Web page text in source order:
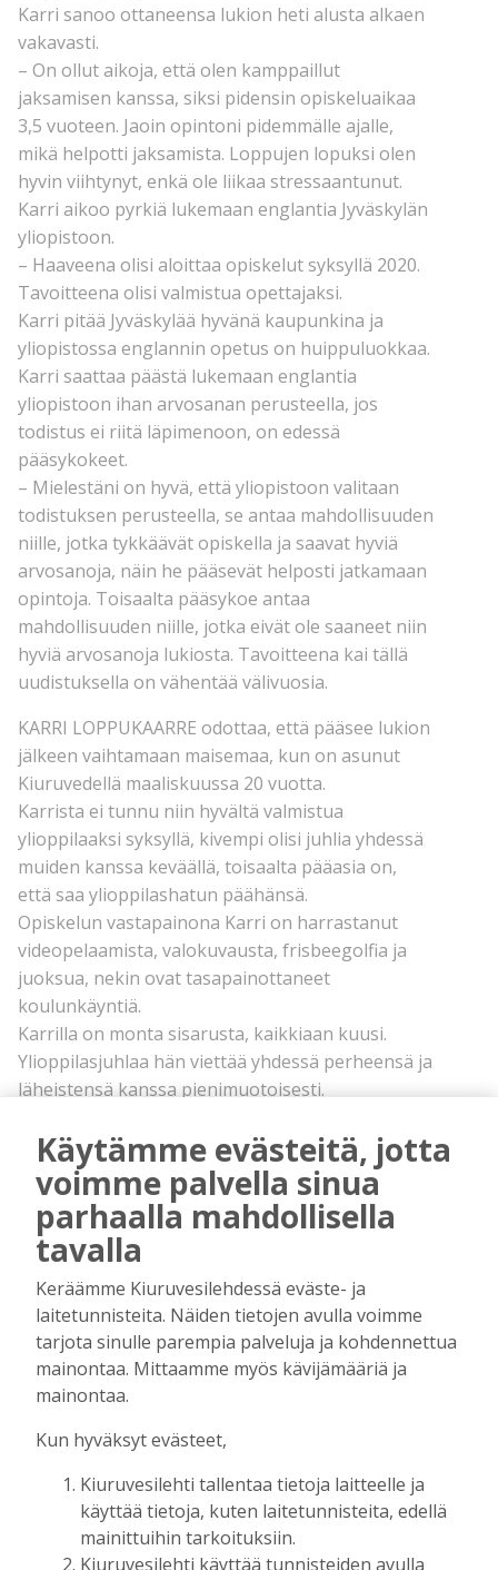
Karri sanoo ottaneensa lukion heti alusta alkaen
vakavasti.
– On ollut aikoja, että olen kamppaillut
jaksamisen kanssa, siksi pidensin opiskeluaikaa
3,5 vuoteen. Jaoin opintoni pidemmälle ajalle,
mikä helpotti jaksamista. Loppujen lopuksi olen
hyvin viihtynyt, enkä ole liikaa stressaantunut.
Karri aikoo pyrkiä lukemaan englantia Jyväskylän
yliopistoon.
– Haaveena olisi aloittaa opiskelut syksyllä 2020.
Tavoitteena olisi valmistua opettajaksi.
Karri pitää Jyväskylää hyvänä kaupunkina ja
yliopistossa englannin opetus on huippuluokkaa.
Karri saattaa päästä lukemaan englantia
yliopistoon ihan arvosanan perusteella, jos
todistus ei riitä läpimenoon, on edessä
pääsykokeet.
– Mielestäni on hyvä, että yliopistoon valitaan
todistuksen perusteella, se antaa mahdollisuuden
niille, jotka tykkäävät opiskella ja saavat hyviä
arvosanoja, näin he pääsevät helposti jatkamaan
opintoja. Toisaalta pääsykoe antaa
mahdollisuuden niille, jotka eivät ole saaneet niin
hyviä arvosanoja lukiosta. Tavoitteena kai tällä
uudistuksella on vähentää välivuosia.
KARRI LOPPUKAARRE odottaa, että pääsee lukion
jälkeen vaihtamaan maisemaa, kun on asunut
Kiuruvedellä maaliskuussa 20 vuotta.
Karrista ei tunnu niin hyvältä valmistua
ylioppilaaksi syksyllä, kivempi olisi juhlia yhdessä
muiden kanssa keväällä, toisaalta pääasia on,
että saa ylioppilashatun päähänsä.
Opiskelun vastapainona Karri on harrastanut
videopelaamista, valokuvausta, frisbeegolfia ja
juoksua, nekin ovat tasapainottaneet
koulunkäyntiä.
Karrilla on monta sisarusta, kaikkiaan kuusi.
Ylioppilasjuhlaa hän viettää yhdessä perheensä ja
läheistensä kanssa pienimuotoisesti.
mainos alkaa
mainos päättyy
Käytämme evästeitä, jotta
voimme palvella sinua
parhaalla mahdollisella
tavalla
Keräämme Kiuruvesilehdessä eväste- ja
laitetunnisteita. Näiden tietojen avulla voimme
tarjota sinulle parempia palveluja ja kohdennettua
mainontaa. Mittaamme myös kävijämääriä ja
mainontaa.
Kun hyväksyt evästeet,
Kiuruvesilehti tallentaa tietoja laitteelle ja
käyttää tietoja, kuten laitetunnisteita, edellä
mainittuihin tarkoituksiin.
Kiuruvesilehti käyttää tunnisteiden avulla